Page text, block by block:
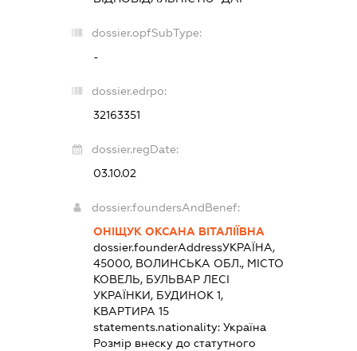
dossier.opfSubType:
-
dossier.edrpo:
32163351
dossier.regDate:
03.10.02
dossier.foundersAndBenef:
ОНІЩУК ОКСАНА ВІТАЛІЇВНА
dossier.founderAddressУКРАЇНА,
45000, ВОЛИНСЬКА ОБЛ., МІСТО
КОВЕЛЬ, БУЛЬВАР ЛЕСІ
УКРАЇНКИ, БУДИНОК 1,
КВАРТИРА 15
statements.nationality: Україна
Розмір внеску до статутного